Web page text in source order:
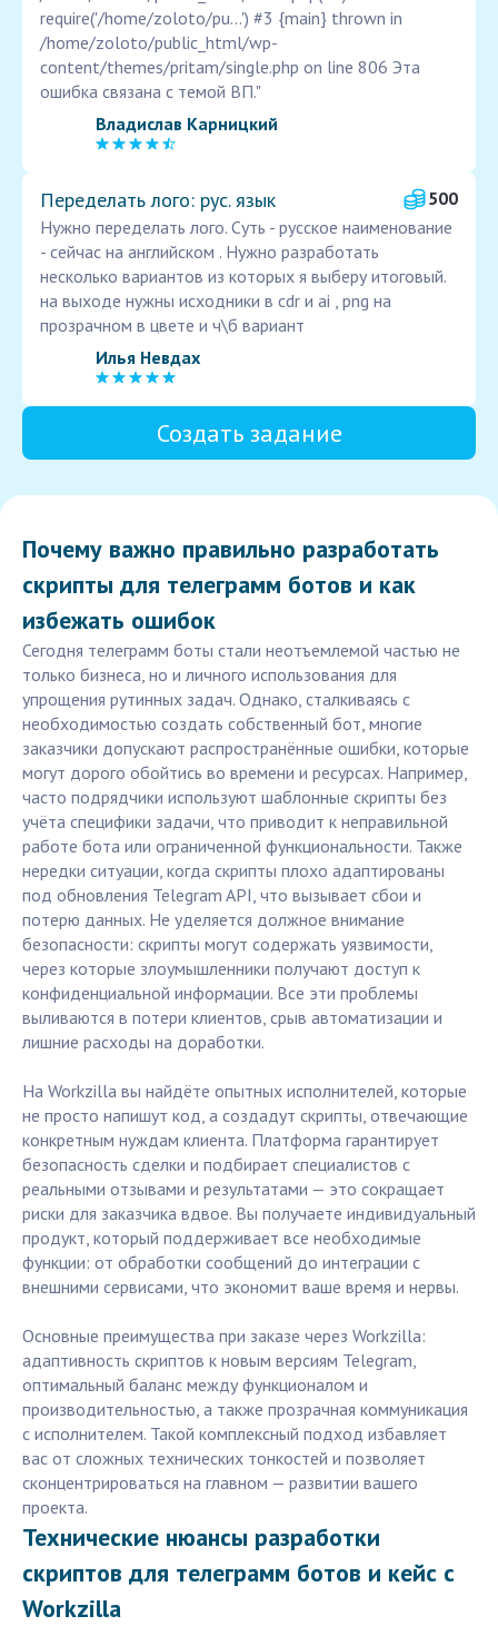
require('/home/zoloto/pu...') #3 {main} thrown in
/home/zoloto/public_html/wp-
content/themes/pritam/single.php on line 806 Эта
ошибка связана с темой ВП."
Владислав Карницкий
Переделать лого: рус. язык
500
Нужно переделать лого. Суть - русское наименование
- сейчас на английском . Нужно разработать
несколько вариантов из которых я выберу итоговый.
на выходе нужны исходники в cdr и ai , png на
прозрачном в цвете и ч\б вариант
Илья Невдах
Создать задание
Почему важно правильно разработать
скрипты для телеграмм ботов и как
избежать ошибок
Сегодня телеграмм боты стали неотъемлемой частью не
только бизнеса, но и личного использования для
упрощения рутинных задач. Однако, сталкиваясь с
необходимостью создать собственный бот, многие
заказчики допускают распространённые ошибки, которые
могут дорого обойтись во времени и ресурсах. Например,
часто подрядчики используют шаблонные скрипты без
учёта специфики задачи, что приводит к неправильной
работе бота или ограниченной функциональности. Также
нередки ситуации, когда скрипты плохо адаптированы
под обновления Telegram API, что вызывает сбои и
потерю данных. Не уделяется должное внимание
безопасности: скрипты могут содержать уязвимости,
через которые злоумышленники получают доступ к
конфиденциальной информации. Все эти проблемы
выливаются в потери клиентов, срыв автоматизации и
лишние расходы на доработки.
На Workzilla вы найдёте опытных исполнителей, которые
не просто напишут код, а создадут скрипты, отвечающие
конкретным нуждам клиента. Платформа гарантирует
безопасность сделки и подбирает специалистов с
реальными отзывами и результатами — это сокращает
риски для заказчика вдвое. Вы получаете индивидуальный
продукт, который поддерживает все необходимые
функции: от обработки сообщений до интеграции с
внешними сервисами, что экономит ваше время и нервы.
Основные преимущества при заказе через Workzilla:
адаптивность скриптов к новым версиям Telegram,
оптимальный баланс между функционалом и
производительностью, а также прозрачная коммуникация
с исполнителем. Такой комплексный подход избавляет
вас от сложных технических тонкостей и позволяет
сконцентрироваться на главном — развитии вашего
проекта.
Технические нюансы разработки
скриптов для телеграмм ботов и кейс с
Workzilla